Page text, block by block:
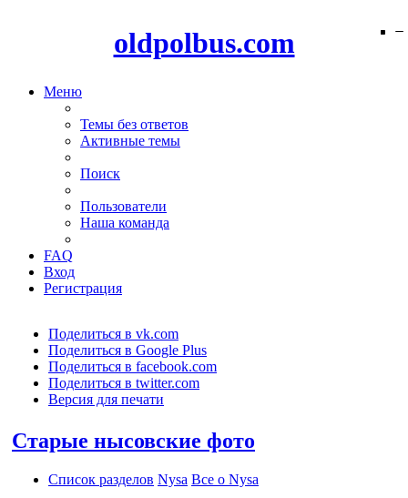
oldpolbus.com
Меню
Темы без ответов
Активные темы
Поиск
Пользователи
Наша команда
FAQ
Вход
Регистрация
Поделиться в vk.com
Поделиться в Google Plus
Поделиться в facebook.com
Поделиться в twitter.com
Версия для печати
Старые нысовские фото
Список разделов Nysa Все о Nysa
−
−
−
−
−
−
−
−